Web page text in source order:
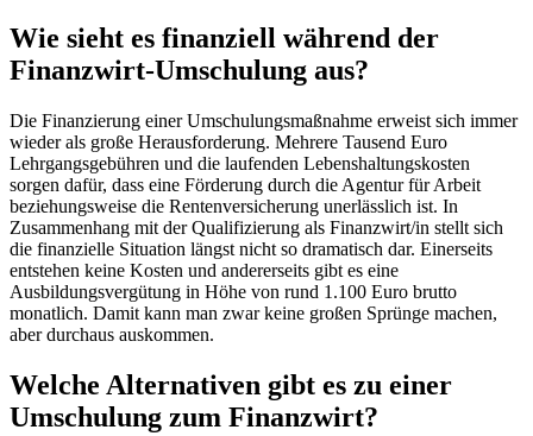
Wie sieht es finanziell während der
Finanzwirt-Umschulung aus?
Die Finanzierung einer Umschulungsmaßnahme erweist sich immer
wieder als große Herausforderung. Mehrere Tausend Euro
Lehrgangsgebühren und die laufenden Lebenshaltungskosten
sorgen dafür, dass eine Förderung durch die Agentur für Arbeit
beziehungsweise die Rentenversicherung unerlässlich ist. In
Zusammenhang mit der Qualifizierung als Finanzwirt/in stellt sich
die finanzielle Situation längst nicht so dramatisch dar. Einerseits
entstehen keine Kosten und andererseits gibt es eine
Ausbildungsvergütung in Höhe von rund 1.100 Euro brutto
monatlich. Damit kann man zwar keine großen Sprünge machen,
aber durchaus auskommen.
Welche Alternativen gibt es zu einer
Umschulung zum Finanzwirt?